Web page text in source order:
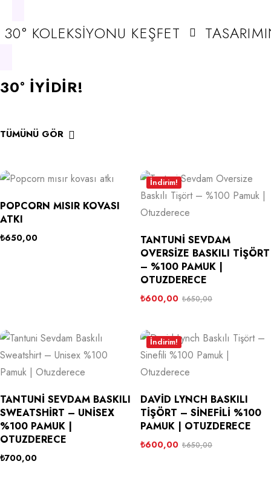
30° KOLEKSİYONU KEŞFET
30° İYIDIR!
TÜMÜNÜ GÖR
POPCORN MISIR KOVASI
ATKI
₺650,00
İndirim!
TANTUNI SEVDAM
OVERSIZE BASKILI TIŞÖRT
– %100 PAMUK |
OTUZDERECE
₺600,00 ₺650,00
TANTUNI SEVDAM BASKILI
SWEATSHIRT – UNISEX
%100 PAMUK |
OTUZDERECE
₺700,00
İndirim!
DAVID LYNCH BASKILI
TIŞÖRT – SINEFILI %100
PAMUK | OTUZDERECE
₺600,00 ₺650,00